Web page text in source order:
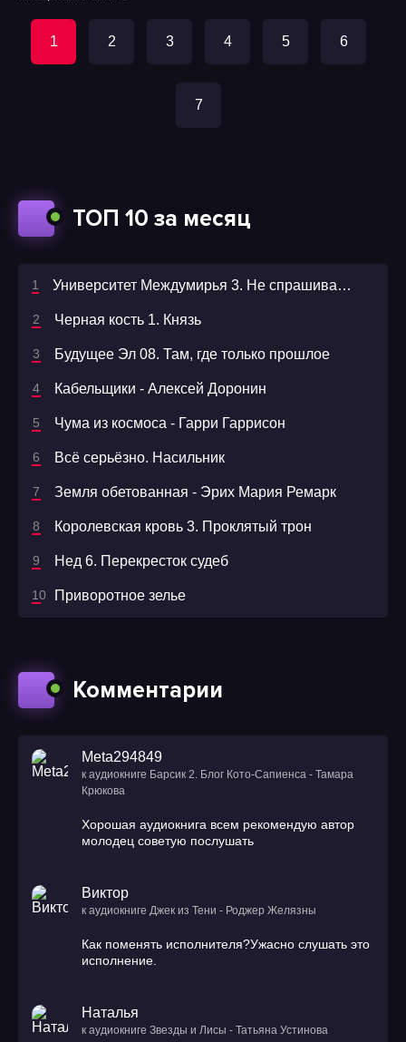
ТОП 10 за месяц
Университет Междумирья 3. Не спрашивай, зачем я здесь
Черная кость 1. Князь
Будущее Эл 08. Там, где только прошлое
Кабельщики - Алексей Доронин
Чума из космоса - Гарри Гаррисон
Всё серьёзно. Насильник
Земля обетованная - Эрих Мария Ремарк
Королевская кровь 3. Проклятый трон
Нед 6. Перекресток судеб
Приворотное зелье
Комментарии
Meta294849
к аудиокниге Барсик 2. Блог Кото-Сапиенса - Тамара
Крюкова
Хорошая аудиокнига всем рекомендую автор
молодец советую послушать
Виктор
к аудиокниге Джек из Тени - Роджер Желязны
Как поменять исполнителя?Ужасно слушать это
исполнение.
Наталья
к аудиокниге Звезды и Лисы - Татьяна Устинова
1 2 3 4 5 6
7